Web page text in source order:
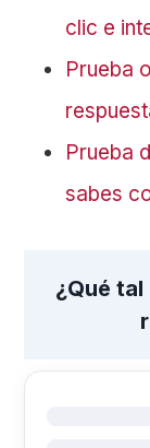
clic e
Prueba
Prueba
sabes
¿Qué